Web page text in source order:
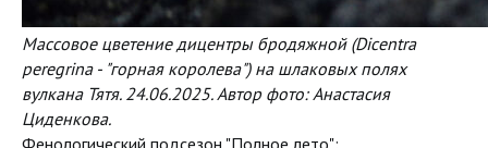
Массовое цветение дицентры бродяжной (Dicentra
peregrina - "горная королева") на шлаковых полях
вулкана Тятя. 24.06.2025. Автор фото: Анастасия
Циденкова.
Фенологический подсезон "Полное лето":